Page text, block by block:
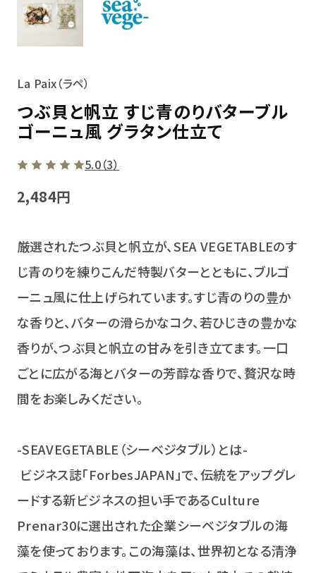
La Paix（ラペ）
つぶ貝と帆立 すじ青のりバターブル
ゴーニュ風 グラタン仕立て
5.0（3）
2,484円
厳選されたつぶ貝と帆立が、SEA VEGETABLEのす
じ青のりを練りこんだ特製バターとともに、ブルゴ
ーニュ風に仕上げられています。すじ青のりの豊か
な香りと、バターの滑らかなコク、若ひじきの豊かな
香りが、つぶ貝と帆立の甘みを引き立てます。一口
ごとに広がる海とバターの芳醇な香りで、贅沢な時
間をお楽しみください。
-SEAVEGETABLE（シーベジタブル）とは-
ビジネス誌「ForbesJAPAN」で、伝統をアップグレ
ードする新ビジネスの担い手であるCulture
Prenar30に選出された企業シーベジタブルの海
藻を使っております。この海藻は、世界初となる清浄